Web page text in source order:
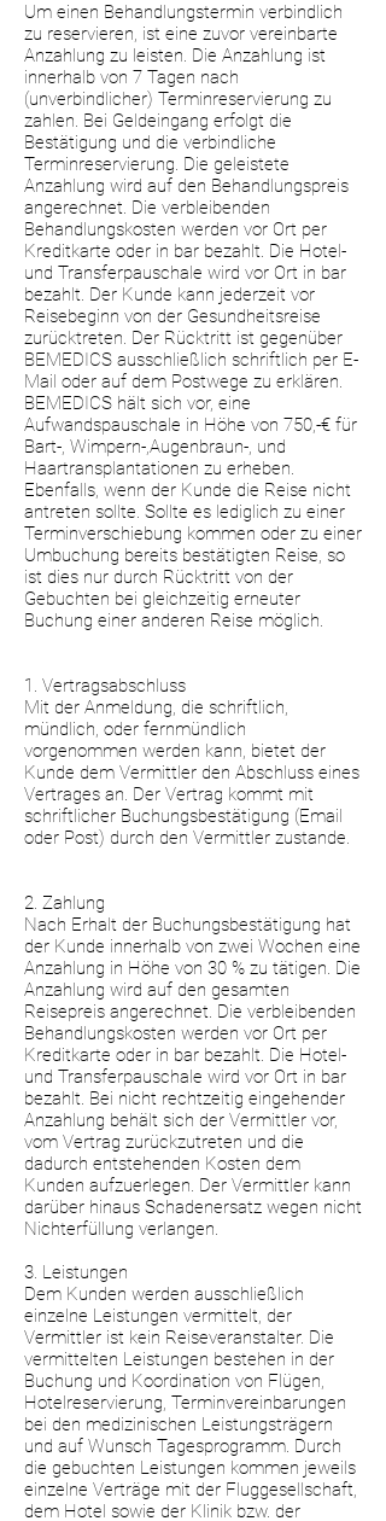
Um einen Behandlungstermin verbindlich
zu reservieren, ist eine zuvor vereinbarte
Anzahlung zu leisten. Die Anzahlung ist
innerhalb von 7 Tagen nach
(unverbindlicher) Terminreservierung zu
zahlen. Bei Geldeingang erfolgt die
Bestätigung und die verbindliche
Terminreservierung. Die geleistete
Anzahlung wird auf den Behandlungspreis
angerechnet. Die verbleibenden
Behandlungskosten werden vor Ort per
Kreditkarte oder in bar bezahlt. Die Hotel-
und Transferpauschale wird vor Ort in bar
bezahlt. Der Kunde kann jederzeit vor
Reisebeginn von der Gesundheitsreise
zurücktreten. Der Rücktritt ist gegenüber
BEMEDICS ausschließlich schriftlich per E-
Mail oder auf dem Postwege zu erklären.
BEMEDICS hält sich vor, eine
Aufwandspauschale in Höhe von 750,-€ für
Bart-, Wimpern-,Augenbraun-, und
Haartransplantationen zu erheben.
Ebenfalls, wenn der Kunde die Reise nicht
antreten sollte. Sollte es lediglich zu einer
Terminverschiebung kommen oder zu einer
Umbuchung bereits bestätigten Reise, so
ist dies nur durch Rücktritt von der
Gebuchten bei gleichzeitig erneuter
Buchung einer anderen Reise möglich.
1. Vertragsabschluss
Mit der Anmeldung, die schriftlich,
mündlich, oder fernmündlich
vorgenommen werden kann, bietet der
Kunde dem Vermittler den Abschluss eines
Vertrages an. Der Vertrag kommt mit
schriftlicher Buchungsbestätigung (Email
oder Post) durch den Vermittler zustande.
2. Zahlung
Nach Erhalt der Buchungsbestätigung hat
der Kunde innerhalb von zwei Wochen eine
Anzahlung in Höhe von 30 % zu tätigen. Die
Anzahlung wird auf den gesamten
Reisepreis angerechnet. Die verbleibenden
Behandlungskosten werden vor Ort per
Kreditkarte oder in bar bezahlt. Die Hotel-
und Transferpauschale wird vor Ort in bar
bezahlt. Bei nicht rechtzeitig eingehender
Anzahlung behält sich der Vermittler vor,
vom Vertrag zurückzutreten und die
dadurch entstehenden Kosten dem
Kunden aufzuerlegen. Der Vermittler kann
darüber hinaus Schadenersatz wegen nicht
Nichterfüllung verlangen.
3. Leistungen
Dem Kunden werden ausschließlich
einzelne Leistungen vermittelt, der
Vermittler ist kein Reiseveranstalter. Die
vermittelten Leistungen bestehen in der
Buchung und Koordination von Flügen,
Hotelreservierung, Terminvereinbarungen
bei den medizinischen Leistungsträgern
und auf Wunsch Tagesprogramm. Durch
die gebuchten Leistungen kommen jeweils
einzelne Verträge mit der Fluggesellschaft,
dem Hotel sowie der Klinik bzw. der